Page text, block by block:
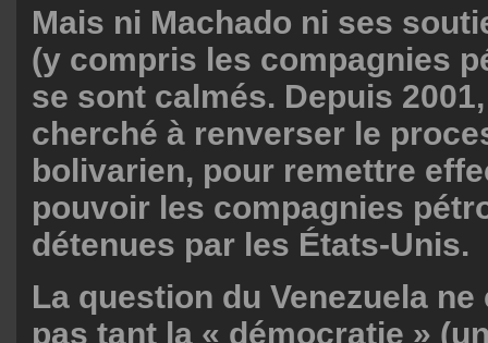
Mais ni Machado ni ses
(y compris les compagnies
se sont calmés. Depuis
cherché à renverser le
bolivarien, pour remettre
pouvoir les compagnies
détenues par les États-Unis.
La question du Venezuela
pas tant la « démocratie »